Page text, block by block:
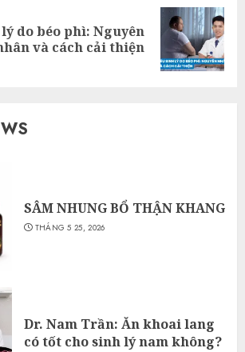
do béo phì: Nguyên
và cách cải thiện
SÂM NHUNG BỔ THẬN KHANG
THÁNG 5 25, 2026
Dr. Nam Trần: Ăn khoai lang
có tốt cho sinh lý nam không?